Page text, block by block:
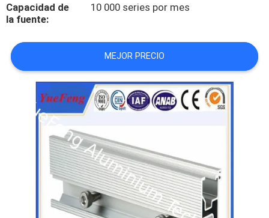
UNA
COTIZACIÓN
MAPA
SITIO
PRIVACY
POLICY
Capacidad de
la fuente:
10 000 series por mes
MEJOR PRECIO